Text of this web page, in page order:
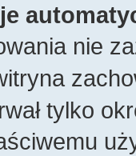
nie
tylko